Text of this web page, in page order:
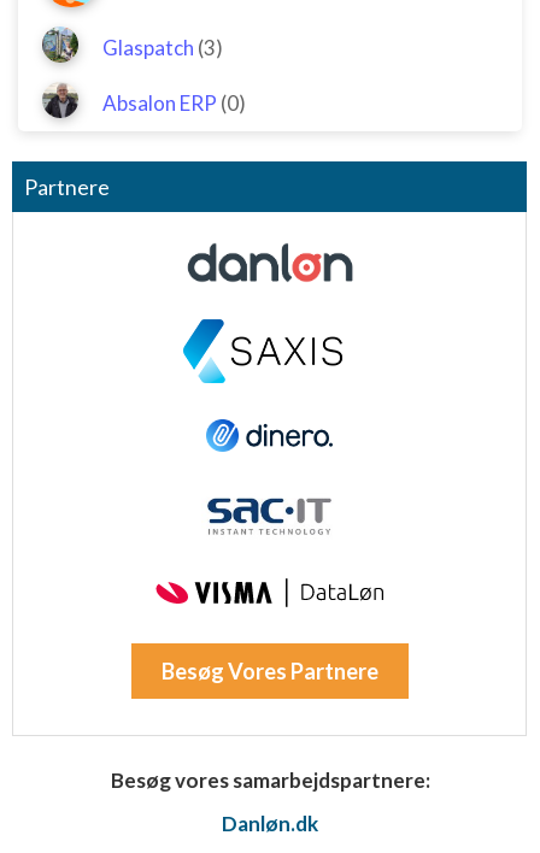
Glaspatch (3)
Absalon ERP (0)
Partnere
Besøg Vores Partnere
Besøg vores samarbejdspartnere:
Danløn.dk